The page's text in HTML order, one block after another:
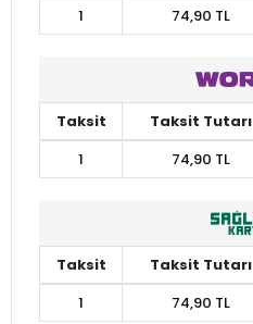
1
74,90 TL
Taksit Taksit Tutarı
1
74,90 TL
Taksit Taksit Tutarı
1
74,90 TL